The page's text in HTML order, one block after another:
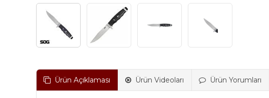
Ürün Açıklaması Ürün Videoları Ürün Yorumları